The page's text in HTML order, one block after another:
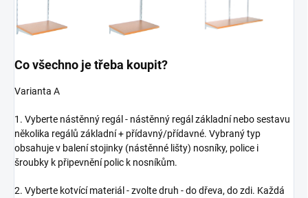
Co všechno je třeba koupit?
Varianta A
1. Vyberte nástěnný regál - nástěnný regál základní nebo sestavu
několika regálů základní + přídavný/přídavné. Vybraný typ
obsahuje v balení stojinky (nástěnné lišty) nosníky, police i
šroubky k připevnění polic k nosníkům.
2. Vyberte kotvící materiál - zvolte druh - do dřeva, do zdi. Každá